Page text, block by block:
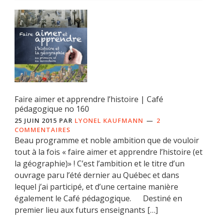
Faire aimer et apprendre l’histoire | Café
pédagogique no 160
25 JUIN 2015 PAR LYONEL KAUFMANN
2
COMMENTAIRES
Beau programme et noble ambition que de vouloir
tout à la fois « faire aimer et apprendre l’histoire (et
la géographie)» ! C’est l’ambition et le titre d’un
ouvrage paru l’été dernier au Québec et dans
lequel j’ai participé, et d’une certaine manière
également le Café pédagogique. Destiné en
premier lieu aux futurs enseignants […]